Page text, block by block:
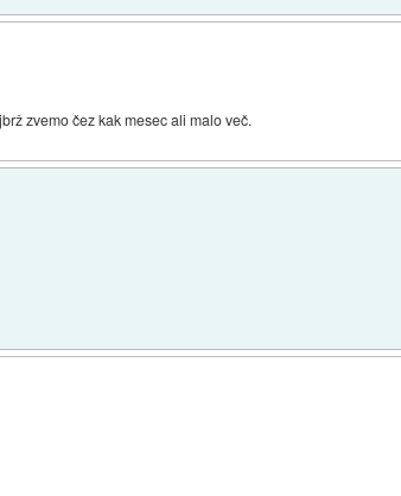
zvemo čez kak mesec ali malo več.